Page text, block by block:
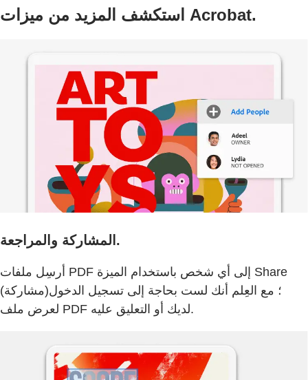
استكشف المزيد من ميزات Acrobat.
المشاركة والمراجعة.
أرسِل ملفات PDF إلى أي شخص باستخدام الميزة Share
(مشاركة)؛ مع العِلم أنك لست بحاجة إلى تسجيل الدخول
لعرض ملف PDF لديك أو التعليق عليه.